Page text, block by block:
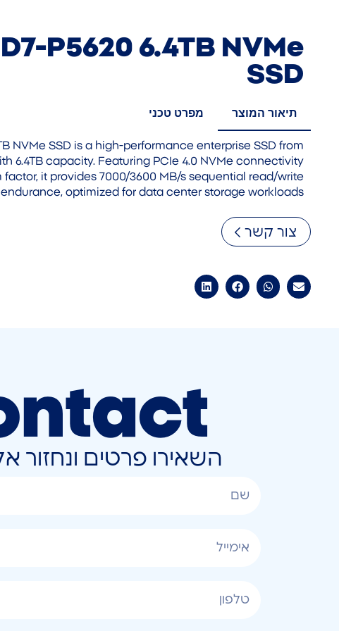
P5620 6.4TB NVMe
SSD
תיאור המוצר מפרט טכני
NVMe SSD is a high-performance enterprise SSD from
6.4TB capacity. Featuring PCIe 4.0 NVMe connectivity
factor, it provides 7000/3600 MB/s sequential read/write
optimized for data center storage workloads.
צור קשר
השאירו פרטים ונחזור